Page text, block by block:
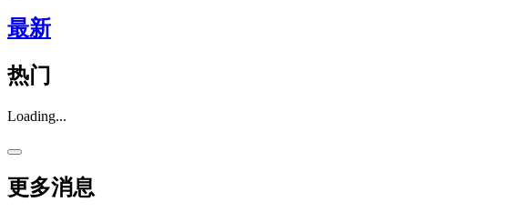
最新
热门
Loading...
更多消息